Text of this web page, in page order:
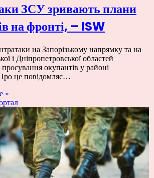
ЗСУ зривають плани
на фронті, – ISW
на Запорізькому напрямку та на
і Дніпропетровської областей
окупантів у районі
це повідомляє…
»